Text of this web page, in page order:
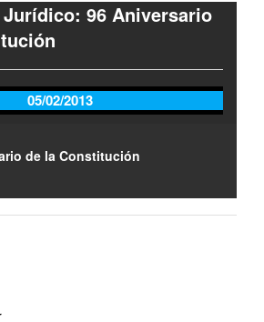
96 Aniversario
05/02/2013
de la Constitución